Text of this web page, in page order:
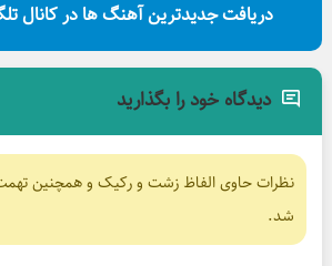
دریافت جدیدترین آهنگ ها در کانال
دیدگاه خود را بگذارید
نظرات حاوی الفاظ زشت و رکیک و همچنین
شد.